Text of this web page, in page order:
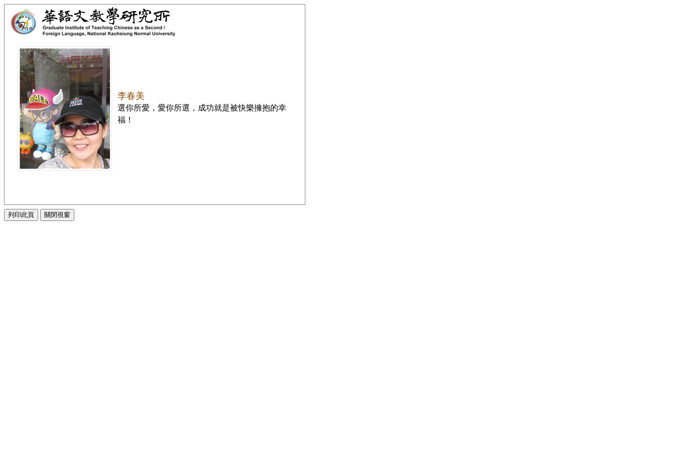
李春美
選你所愛，愛你所選，成功就是被快樂擁抱的幸
福！